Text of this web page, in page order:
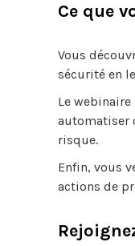
Ce que
Vous
sécurité en
Le
automatiser
risque.
Enfin, vous
actions de